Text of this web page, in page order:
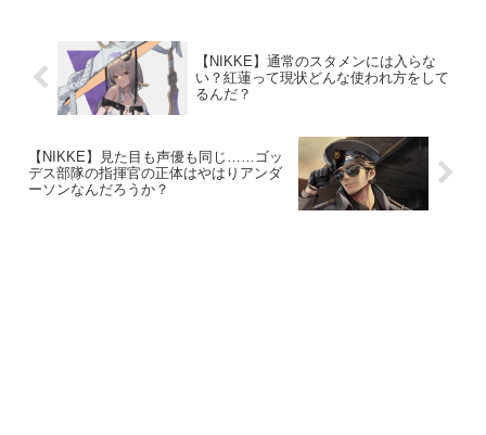
【NIKKE】通常のスタメンには入らな
い？紅蓮って現状どんな使われ方をして
るんだ？
【NIKKE】見た目も声優も同じ……ゴッ
デス部隊の指揮官の正体はやはりアンダ
ーソンなんだろうか？